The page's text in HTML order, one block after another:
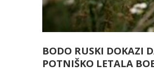
BODO RUSKI DOKAZI
POTNIŠKO LETALA